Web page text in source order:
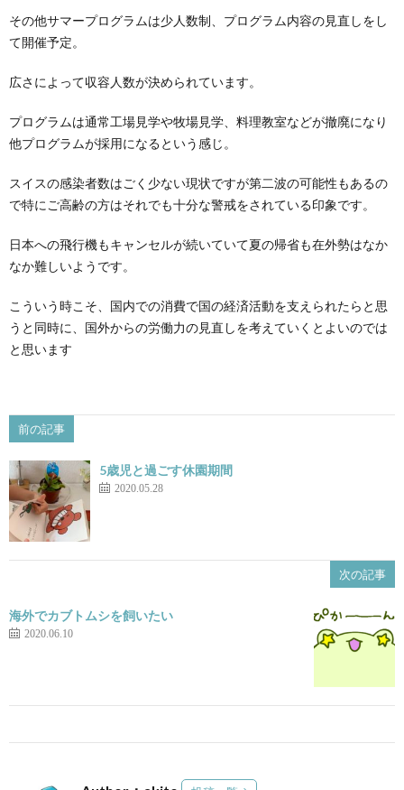
その他サマープログラムは少人数制、プログラム内容の見直しをし
て開催予定。
広さによって収容人数が決められています。
プログラムは通常工場見学や牧場見学、料理教室などが撤廃になり
他プログラムが採用になるという感じ。
スイスの感染者数はごく少ない現状ですが第二波の可能性もあるの
で特にご高齢の方はそれでも十分な警戒をされている印象です。
日本への飛行機もキャンセルが続いていて夏の帰省も在外勢はなか
なか難しいようです。
こういう時こそ、国内での消費で国の経済活動を支えられたらと思
うと同時に、国外からの労働力の見直しを考えていくとよいのでは
と思います
前の記事
5歳児と過ごす休園期間
2020.05.28
次の記事
海外でカブトムシを飼いたい
2020.06.10